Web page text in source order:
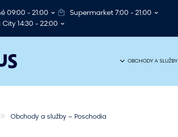
09:00 - 21:00
Supermarket 7:00 - 21:00
14:30 - 22:00
OBCHODY A SLUŽBY
Obchody a služby – Poschodia